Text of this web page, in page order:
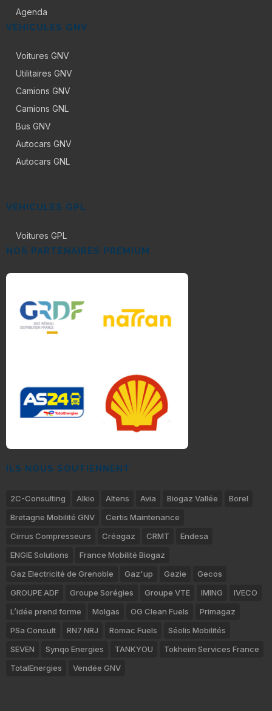
Agenda
VÉHICULES GNV
Voitures GNV
Utilitaires GNV
Camions GNV
Camions GNL
Bus GNV
Autocars GNV
Autocars GNL
VÉHICULES GPL
Voitures GPL
NOS PARTENAIRES PREMIUM
ILS NOUS SOUTIENNENT
2C-Consulting Alkio Altens Avia Biogaz Vallée
Borel
Bretagne Mobilité GNV
Certis Maintenance
Cirrus Compresseurs
Créagaz CRMT
Endesa
ENGIE Solutions
France Mobilité Biogaz
Gaz Electricité de Grenoble
Gaz'up Gazie
Gecos
GROUPE ADF
Groupe Sorégies Groupe VTE IMING
IVECO
L’idée prend forme
Molgas OG Clean Fuels
Primagaz
PSa Consult
RN7 NRJ Romac Fuels
Séolis Mobilités
SEVEN
Synqo Energies TANKYOU
Tokheim Services France
TotalEnergies
Vendée GNV